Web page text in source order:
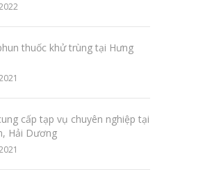
thuốc khử trùng tại Hưng
cấp tạp vụ chuyên nghiệp tại
Hải Dương